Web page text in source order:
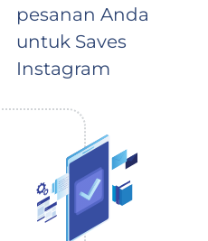
pesanan Anda
untuk Saves
Instagram